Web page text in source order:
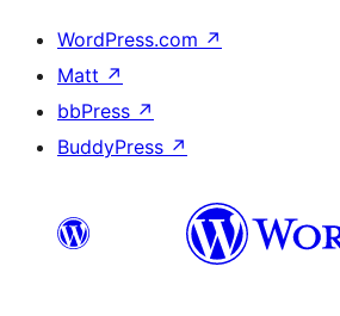
WordPress.com ↗
Matt ↗
bbPress ↗
BuddyPress ↗